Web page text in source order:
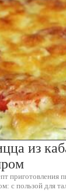
из
приготовления
с пользой для